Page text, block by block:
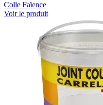
Colle Faïence
Voir le produit